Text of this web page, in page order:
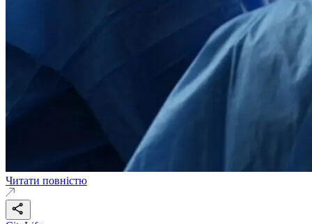
Читати повністю